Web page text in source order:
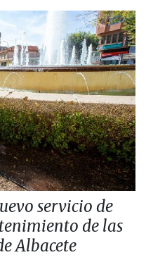
servicio de
de las
Albacete